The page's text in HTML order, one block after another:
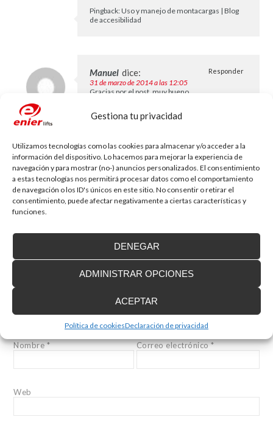
Gestiona tu privacidad
Utilizamos tecnologías como las cookies para almacenar y/o acceder a la
información del dispositivo. Lo hacemos para mejorar la experiencia de
navegación y para mostrar (no-) anuncios personalizados. El consentimiento
a estas tecnologías nos permitirá procesar datos como el comportamiento
de navegación o los ID's únicos en este sitio. No consentir o retirar el
consentimiento, puede afectar negativamente a ciertas características y
funciones.
ACEPTAR
DENEGAR
ADMINISTRAR OPCIONES
Política de cookiesDeclaración de privacidad
Pingback:Uso y manejo de montacargas | Blog
de accesibilidad
Manuel dice:
31 de marzo de 2014 a las 12:05
Gracias por el post, muy bueno.
Responder
Jasmina dice:
24 de mayo de 2019 a las 21:43
Gracias, por la información, es muy útil.
Responder
Deja tu comentario
obligatorios están marcados con*
Comentario
Nombre* Correo electrónico*
Web